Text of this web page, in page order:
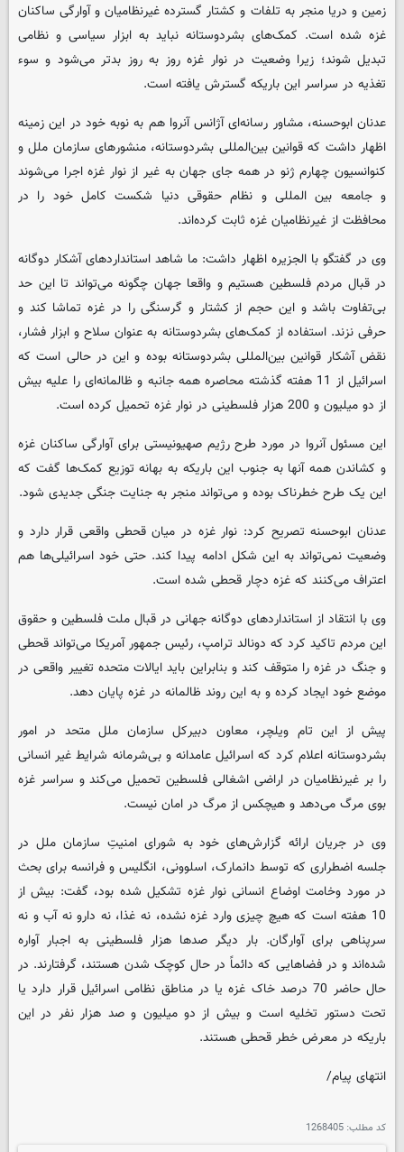
زمین و دریا منجر به تلفات و کشتار گسترده غیرنظامیان و آوارگی ساکنان
غزه شده است. کمک‌های بشردوستانه نباید به ابزار سیاسی و نظامی
تبدیل شوند؛ زیرا وضعیت در نوار غزه روز به روز بدتر می‌شود و سوء
تغذیه در سراسر این باریکه گسترش یافته است.
عدنان ابوحسنه، مشاور رسانه‌ای آژانس آنروا هم به نوبه خود در این زمینه
اظهار داشت که قوانین بین‌المللی بشردوستانه، منشورهای سازمان ملل و
کنوانسیون چهارم ژنو در همه جای جهان به غیر از نوار غزه اجرا می‌شوند
و جامعه بین المللی و نظام حقوقی دنیا شکست کامل خود را در
محافظت از غیرنظامیان غزه ثابت کرده‌اند.
وی در گفتگو با الجزیره اظهار داشت: ما شاهد استانداردهای آشکار دوگانه
در قبال مردم فلسطین هستیم و واقعا جهان چگونه می‌تواند تا این حد
بی‌تفاوت باشد و این حجم از کشتار و گرسنگی را در غزه تماشا کند و
حرفی نزند. استفاده از کمک‌های بشردوستانه به عنوان سلاح و ابزار فشار،
نقض آشکار قوانین بین‌المللی بشردوستانه بوده و این در حالی است که
اسرائیل از 11 هفته گذشته محاصره همه جانبه و ظالمانه‌ای را علیه بیش
از دو میلیون و 200 هزار فلسطینی در نوار غزه تحمیل کرده است.
این مسئول آنروا در مورد طرح رژیم صهیونیستی برای آوارگی ساکنان غزه
و کشاندن همه آنها به جنوب این باریکه به بهانه توزیع کمک‌ها گفت که
این یک طرح خطرناک بوده و می‌تواند منجر به جنایت جنگی جدیدی شود.
عدنان ابوحسنه تصریح کرد: نوار غزه در میان قحطی واقعی قرار دارد و
وضعیت نمی‌تواند به این شکل ادامه پیدا کند. حتی خود اسرائیلی‌ها هم
اعتراف می‌کنند که غزه دچار قحطی شده است.
وی با انتقاد از استانداردهای دوگانه جهانی در قبال ملت فلسطین و حقوق
این مردم تاکید کرد که دونالد ترامپ، رئیس جمهور آمریکا می‌تواند قحطی
و جنگ در غزه را متوقف کند و بنابراین باید ایالات متحده تغییر واقعی در
موضع خود ایجاد کرده و به این روند ظالمانه در غزه پایان دهد.
پیش از این تام ویلچر، معاون دبیرکل سازمان ملل متحد در امور
بشردوستانه اعلام کرد که اسرائیل عامدانه و بی‌شرمانه شرایط غیر انسانی
را بر غیرنظامیان در اراضی اشغالی فلسطین تحمیل می‌کند و سراسر غزه
بوی مرگ می‌دهد و هیچکس از مرگ در امان نیست.
وی در جریان ارائه گزارش‌های خود به شورای امنیتِ سازمان ملل در
جلسه اضطراری که توسط دانمارک، اسلوونی، انگلیس و فرانسه برای بحث
در مورد وخامت اوضاع انسانی نوار غزه تشکیل شده بود، گفت: بیش از
10 هفته است که هیچ چیزی وارد غزه نشده، نه غذا، نه دارو نه آب و نه
سرپناهی برای آوارگان. بار دیگر صدها هزار فلسطینی به اجبار آواره
شده‌اند و در فضاهایی که دائماً در حال کوچک شدن هستند، گرفتارند. در
حال حاضر 70 درصد خاک غزه یا در مناطق نظامی اسرائیل قرار دارد یا
تحت دستور تخلیه است و بیش از دو میلیون و صد هزار نفر در این
باریکه در معرض خطر قحطی هستند.
انتهای پیام/
کد مطلب: 1268405